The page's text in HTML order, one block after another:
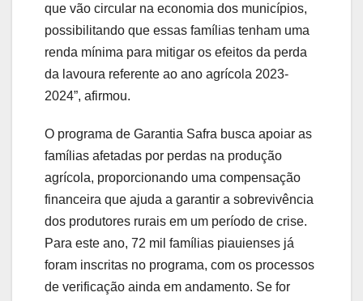
que vão circular na economia dos municípios,
possibilitando que essas famílias tenham uma
renda mínima para mitigar os efeitos da perda
da lavoura referente ao ano agrícola 2023-
2024”, afirmou.
O programa de Garantia Safra busca apoiar as
famílias afetadas por perdas na produção
agrícola, proporcionando uma compensação
financeira que ajuda a garantir a sobrevivência
dos produtores rurais em um período de crise.
Para este ano, 72 mil famílias piauienses já
foram inscritas no programa, com os processos
de verificação ainda em andamento. Se for